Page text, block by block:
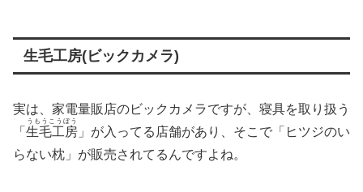
生毛工房(ビックカメラ)
実は、家電量販店のビックカメラですが、寝具を取り扱う
「 生毛工房
うもうこうぼう
」が入ってる店舗があり、そこで「ヒツジのい
らない枕」が販売されてるんですよね。